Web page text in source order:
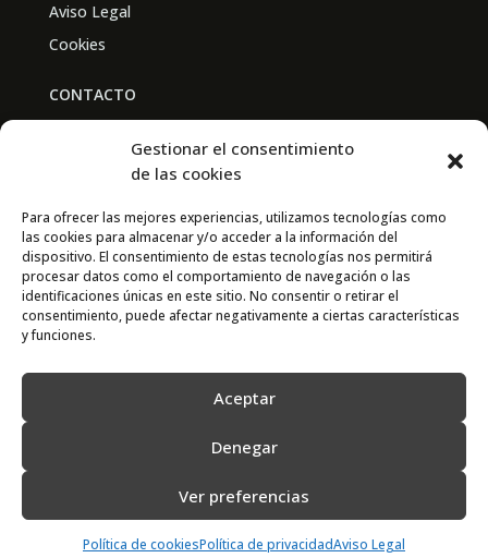
Gestionar el consentimiento
de las cookies
Para ofrecer las mejores experiencias, utilizamos tecnologías como
las cookies para almacenar y/o acceder a la información del
dispositivo. El consentimiento de estas tecnologías nos permitirá
procesar datos como el comportamiento de navegación o las
identificaciones únicas en este sitio. No consentir o retirar el
consentimiento, puede afectar negativamente a ciertas características
y funciones.
Aceptar
Denegar
Ver preferencias
Política de cookiesPolítica de privacidadAviso Legal
Aviso Legal
Cookies
CONTACTO
Av. Real Academia de Medicina
CONTACTO
667 841 238
info@adimur.es
2022 © Adimur · Asociación de Directivos de la Región de Murcia. Diseñada
porN7